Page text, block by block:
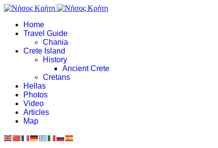
Home
Travel Guide
Chania
Crete Island
History
Ancient Crete
Cretans
Hellas
Photos
Video
Articles
Map